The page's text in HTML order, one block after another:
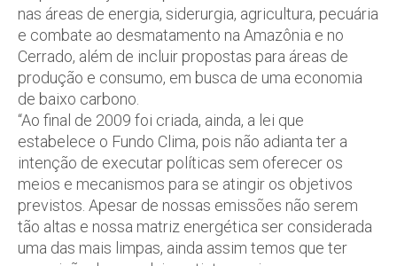
nas áreas de energia, siderurgia, agricultura, pecuária
e combate ao desmatamento na Amazônia e no
Cerrado, além de incluir propostas para áreas de
produção e consumo, em busca de uma economia
de baixo carbono.
“Ao final de 2009 foi criada, ainda, a lei que
estabelece o Fundo Clima, pois não adianta ter a
intenção de executar políticas sem oferecer os
meios e mecanismos para se atingir os objetivos
previstos. Apesar de nossas emissões não serem
tão altas e nossa matriz energética ser considerada
uma das mais limpas, ainda assim temos que ter